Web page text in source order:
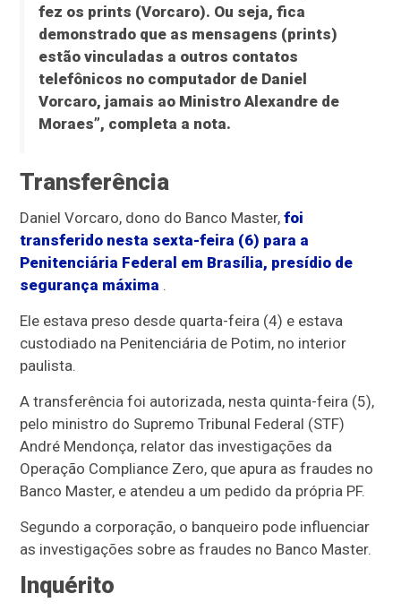
fez os prints (Vorcaro). Ou seja, fica
demonstrado que as mensagens (prints)
estão vinculadas a outros contatos
telefônicos no computador de Daniel
Vorcaro, jamais ao Ministro Alexandre de
Moraes”, completa a nota.
Transferência
Daniel Vorcaro, dono do Banco Master,foi
transferido nesta sexta-feira (6) para a
Penitenciária Federal em Brasília, presídio de
segurança máxima .
Ele estava preso desde quarta-feira (4) e estava
custodiado na Penitenciária de Potim, no interior
paulista.
A transferência foi autorizada, nesta quinta-feira (5),
pelo ministro do Supremo Tribunal Federal (STF)
André Mendonça, relator das investigações da
Operação Compliance Zero, que apura as fraudes no
Banco Master, e atendeu a um pedido da própria PF.
Segundo a corporação, o banqueiro pode influenciar
as investigações sobre as fraudes no Banco Master.
Inquérito